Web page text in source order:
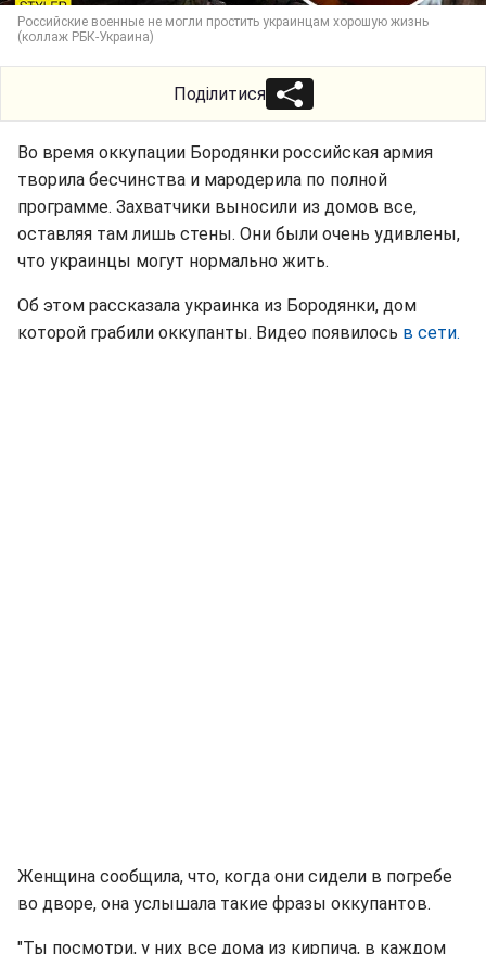
Российские военные не могли простить украинцам хорошую жизнь
(коллаж РБК-Украина)
Поділитися
Во время оккупации Бородянки российская армия
творила бесчинства и мародерила по полной
программе. Захватчики выносили из домов все,
оставляя там лишь стены. Они были очень удивлены,
что украинцы могут нормально жить.
Об этом рассказала украинка из Бородянки, дом
которой грабили оккупанты. Видео появилось в сети.
Женщина сообщила, что, когда они сидели в погребе
во дворе, она услышала такие фразы оккупантов.
"Ты посмотри, у них все дома из кирпича, в каждом